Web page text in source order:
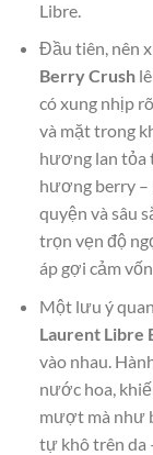
Libre.
Đầu tiên, nên
Berry Crush
có xung nhịp
và mặt trong
hương lan tỏa
hương berry –
quyện và sâu
trọn vẹn độ
áp gợi cảm
Một lưu ý
Laurent Libre
vào nhau.
nước hoa,
mượt mà như
tự khô trên da